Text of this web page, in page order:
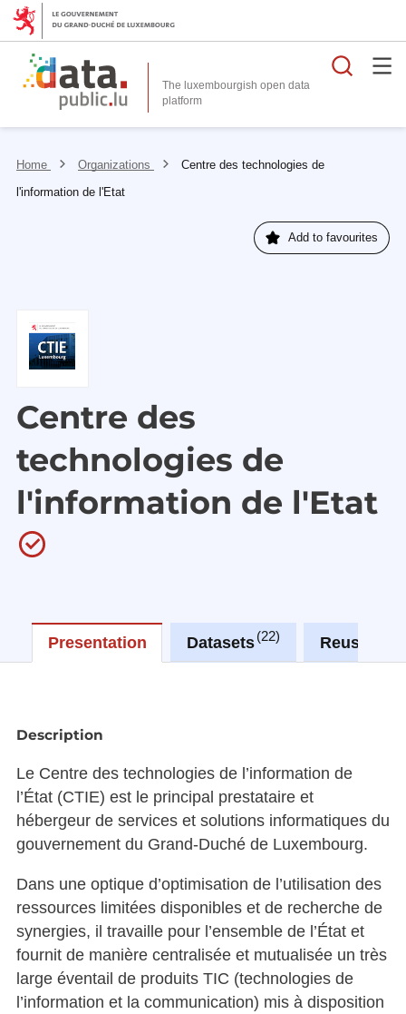
The luxembourgish open data
platform
Home Organizations
Centre des technologies de
l'information de l'Etat
Add to favourites
Centre des
technologies de
l'information de l'Etat
Presentation Datasets 22 Reuses
Description
Le Centre des technologies de l’information de
l’État (CTIE) est le principal prestataire et
hébergeur de services et solutions informatiques du
gouvernement du Grand-Duché de Luxembourg.
Dans une optique d’optimisation de l’utilisation des
ressources limitées disponibles et de recherche de
synergies, il travaille pour l’ensemble de l’État et
fournit de manière centralisée et mutualisée un très
large éventail de produits TIC (technologies de
l’information et la communication) mis à disposition